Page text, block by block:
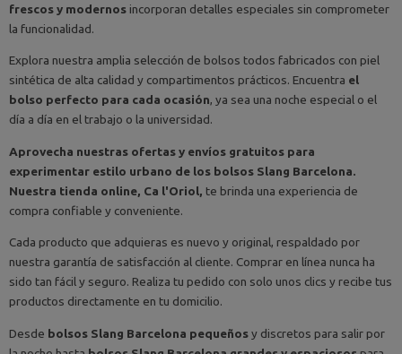
frescos y modernos incorporan detalles especiales sin comprometer
la funcionalidad.
Explora nuestra amplia selección de bolsos todos fabricados con piel
sintética de alta calidad y compartimentos prácticos. Encuentra el
bolso perfecto para cada ocasión, ya sea una noche especial o el
día a día en el trabajo o la universidad.
Aprovecha nuestras ofertas y envíos gratuitos para
experimentar estilo urbano de los bolsos Slang Barcelona.
Nuestra tienda online, Ca l'Oriol, te brinda una experiencia de
compra confiable y conveniente.
Cada producto que adquieras es nuevo y original, respaldado por
nuestra garantía de satisfacción al cliente. Comprar en línea nunca ha
sido tan fácil y seguro. Realiza tu pedido con solo unos clics y recibe tus
productos directamente en tu domicilio.
Desde bolsos Slang Barcelona pequeñosy discretos para salir por